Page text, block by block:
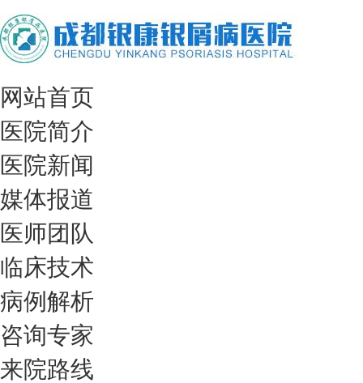
网站首页
医院简介
医院新闻
媒体报道
医师团队
临床技术
病例解析
咨询专家
来院路线